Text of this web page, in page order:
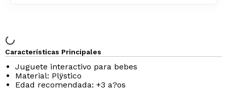
Características Principales
Juguete interactivo para bebes
Material: Plÿstico
Edad recomendada: +3 a?os